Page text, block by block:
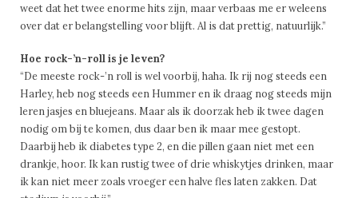
weet dat het twee enorme hits zijn, maar verbaas me er weleens
over dat er belangstelling voor blijft. Al is dat prettig, natuurlijk.”
Hoe rock-’n-roll is je leven?
“De meeste rock-’n roll is wel voorbij, haha. Ik rij nog steeds een
Harley, heb nog steeds een Hummer en ik draag nog steeds mijn
leren jasjes en bluejeans. Maar als ik doorzak heb ik twee dagen
nodig om bij te komen, dus daar ben ik maar mee gestopt.
Daarbij heb ik diabetes type 2, en die pillen gaan niet met een
drankje, hoor. Ik kan rustig twee of drie whiskytjes drinken, maar
ik kan niet meer zoals vroeger een halve fles laten zakken. Dat